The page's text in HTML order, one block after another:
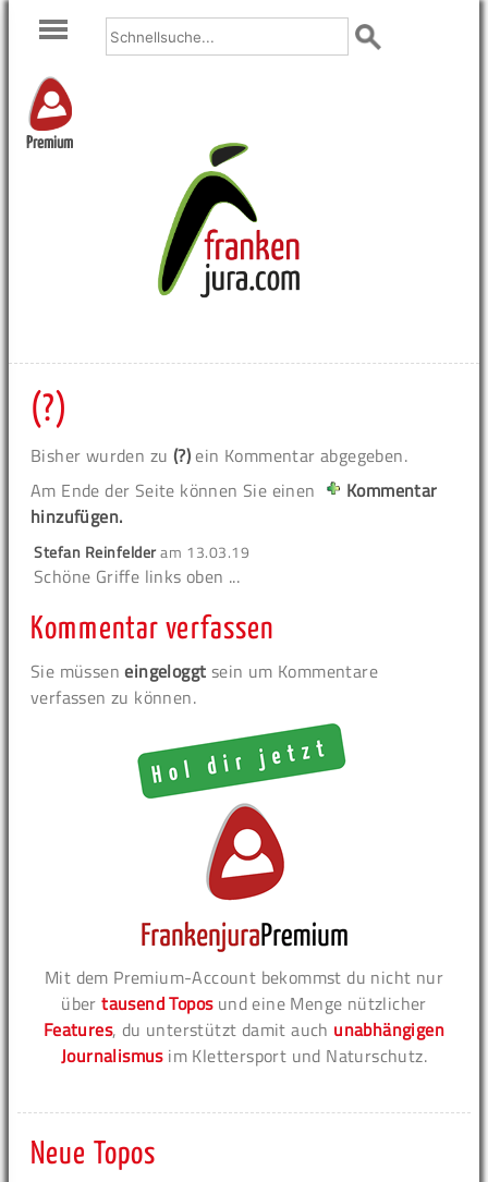
Premium
(?)
Bisher wurden zu (?)ein Kommentar abgegeben.
Am Ende der Seite können Sie einen
Kommentar
hinzufügen.
Stefan Reinfelderam 13.03.19
Schöne Griffe links oben ...
Kommentar verfassen
Sie müsseneingeloggt sein um Kommentare
verfassen zu können.
Mit dem Premium-Account bekommst du nicht nur
übertausend Toposund eine Menge nützlicher
Features, du unterstützt damit auch unabhängigen
Journalismusim Klettersport und Naturschutz.
Neue Topos